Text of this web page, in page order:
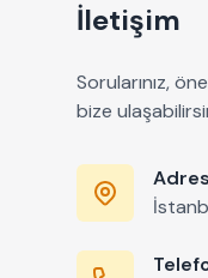
İletişim
Sorularınız,
bize
Adres